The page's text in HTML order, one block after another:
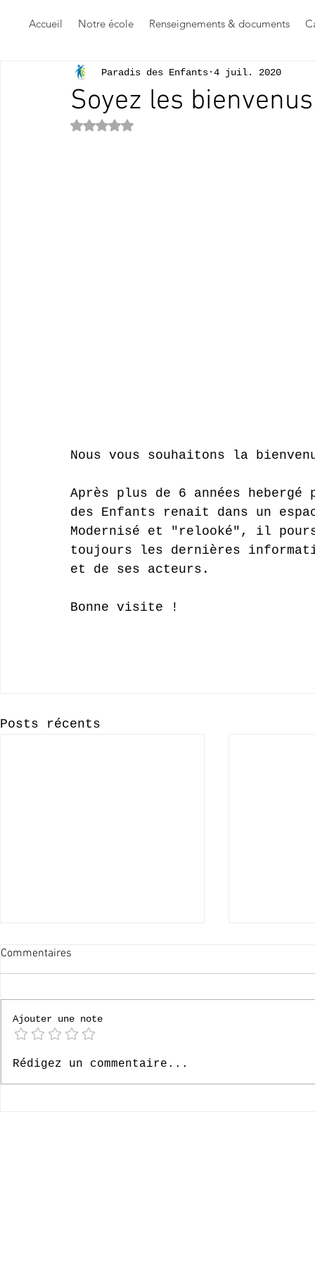
Accueil Notre école Renseignements & documents
Soyez les
Paradis des Enfants 4 juil. 2020
Noté NaN étoiles sur 5.
Nous vous souhaitons la
Après plus de 6 années
des Enfants renait dans un
Modernisé et "relooké", il
toujours les dernières
et de ses acteurs.
Bonne visite !
Posts récents
Bonnes vacances !
Commentaires
Ajouter une note
Rédigez un commentaire...